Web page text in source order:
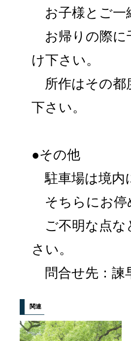
お子様とご一
お帰りの際に
け下さい。
所作はその都
下さい。
●その他
駐車場は境内
そちらにお停
ご不明な点な
さい。
問合せ先：諫
関連